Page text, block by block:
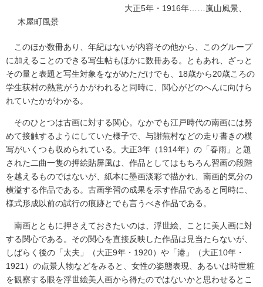
大正5年・1916年……嵐山風景、
木屋町風景
このほか数冊あり、年紀はないが内容その他から、このグループ
に加えることのできる写生帖もほかに数冊ある。ともあれ、ざっと
その量と表題と写生対象をながめただけでも、18歳から20歳ころの
学生荻村の熱意がうかがわれると同時に、関心がどのへんに向けら
れていたかがわかる。
そのひとつは古画に対する関心。なかでも江戸時代の南画には努
めて接触するようにしていた様子で、与謝蕪村などの走り書きの模
写がいくつも収められている。大正3年（1914年）の「春雨」と題
された二曲一隻の押絵貼屏風は、作品としてはもちろん習画の段階
を越えるものではないが、紙本に墨画淡彩で描かれ、南画的気分の
横溢する作品である。古画学習の成果を示す作品であると同時に、
様式形成以前の試行の痕跡とでも言うべき作品である。
南画とともに押さえておきたいのは、浮世絵、ことに美人画に対
する関心である。その関心を直接反映した作品は見当たらないが、
しばらく後の「太夫」（大正9年・1920）や「港」（大正10年・
1921）の点景人物などをみると、女性の姿態表現、あるいは時世粧
を観察する眼を浮世絵美人画から得たのではないかと思わせるとこ